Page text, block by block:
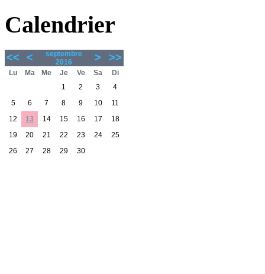
Calendrier
<< <
septembre
2016
> >>
Lu Ma Me Je Ve Sa
Di
1
2 3
4
5
6 7 8 9 10
11
12
13 14 15 16 17
18
19
20 21 22 23 24
25
26
27 28 29 30